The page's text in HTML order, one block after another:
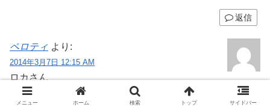
返信
ペロティ より:
2014年3月7日 12:15 AM
ロカさん
こんばんは。
メニュー ホーム 検索 トップ サイドバー